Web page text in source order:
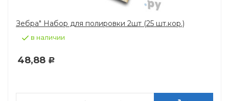
Зебра" Набор для полировки 2шт (25 шт.кор.)
в наличии
48,88 Р